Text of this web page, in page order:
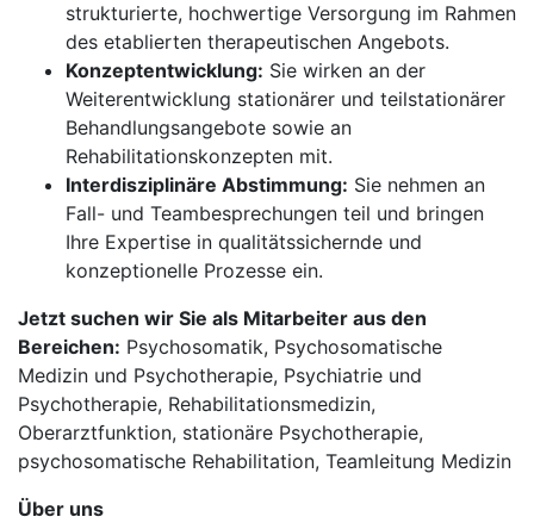
strukturierte, hochwertige Versorgung im Rahmen
des etablierten therapeutischen Angebots.
Konzeptentwicklung: Sie wirken an der
Weiterentwicklung stationärer und teilstationärer
Behandlungsangebote sowie an
Rehabilitationskonzepten mit.
Interdisziplinäre Abstimmung: Sie nehmen an
Fall- und Teambesprechungen teil und bringen
Ihre Expertise in qualitätssichernde und
konzeptionelle Prozesse ein.
Jetzt suchen wir Sie als Mitarbeiter aus den
Bereichen: Psychosomatik, Psychosomatische
Medizin und Psychotherapie, Psychiatrie und
Psychotherapie, Rehabilitationsmedizin,
Oberarztfunktion, stationäre Psychotherapie,
psychosomatische Rehabilitation, Teamleitung Medizin
Über uns